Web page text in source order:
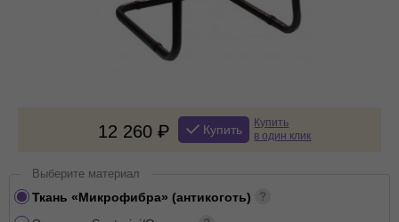
12 260 Купить
Купить
в один клик
Выберите материал
Ткань «Микрофибра» (антикоготь)